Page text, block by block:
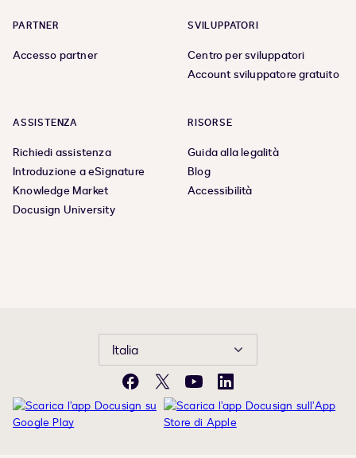
PARTNER
Accesso partner
SVILUPPATORI
Centro per sviluppatori
Account sviluppatore gratuito
ASSISTENZA
Richiedi assistenza
Introduzione a eSignature
Knowledge Market
Docusign University
RISORSE
Guida alla legalità
Blog
Accessibilità
Italia
Facebook
X YouTubeLinkedIn